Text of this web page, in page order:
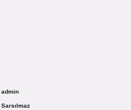
admin
Sarsılmaz